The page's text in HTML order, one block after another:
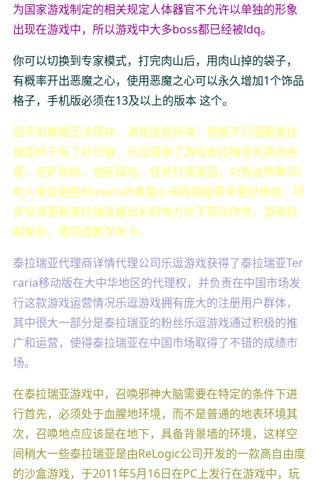
为国家游戏制定的相关规定人体器官不允许以单独的形象
出现在游戏中，所以游戏中大多boss都已经被ldq。
你可以切换到专家模式，打完肉山后，用肉山掉的袋子，
有概率开出恶魔之心，使用恶魔之心可以永久增加1个饰品
格子，手机版必须在13及以上的版本 这个。
因手机数据无法保存，游戏进度停滞，遗憾不已国服泰拉
瑞亚终于有了好归宿，乐逗曾毁了游戏泰拉瑞亚的高自由
度，挖矿砍树，地底探险，任意打造家园，对我这种晕3D
的人来说更胜Minecraft希望心动网络能带来更好体验，同
步全球更新泰拉瑞亚最出彩的地方在于其动作性，游戏机
制复杂，需完成教学关卡。
泰拉瑞亚代理商详情代理公司乐逗游戏获得了泰拉瑞亚Ter
raria移动版在大中华地区的代理权，并负责在中国市场发
行这款游戏运营情况乐逗游戏拥有庞大的注册用户群体，
其中很大一部分是泰拉瑞亚的粉丝乐逗游戏通过积极的推
广和运营，使得泰拉瑞亚在中国市场取得了不错的成绩市
场。
在泰拉瑞亚游戏中，召唤邪神大脑需要在特定的条件下进
行首先，必须处于血腥地环境，而不是普通的地表环境其
次，召唤地点应该是在地下，具备背景墙的环境，这样空
间稍大一些泰拉瑞亚是由ReLogic公司开发的一款高自由度
的沙盒游戏，于2011年5月16日在PC上发行在游戏中，玩